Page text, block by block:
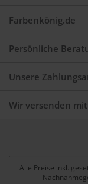
Farbenkönig.de
Persönliche
Unsere
Wir versenden mit
Alle Preise inkl.